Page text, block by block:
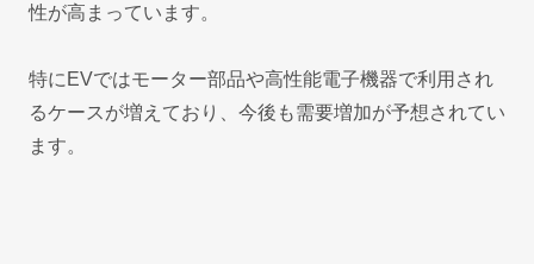
性が高まっています。
特にEVではモーター部品や高性能電子機器で利用され
るケースが増えており、今後も需要増加が予想されてい
ます。